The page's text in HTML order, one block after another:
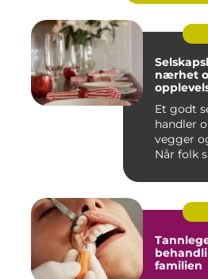
nærhet
Et godt
handler
vegger
Når folk
Tannlege i
familien